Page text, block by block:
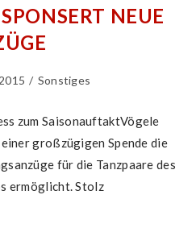
NEUE
2015 / Sonstiges
zum SaisonauftaktVögele
großzügigen Spende die
für die Tanzpaare des
ermöglicht. Stolz